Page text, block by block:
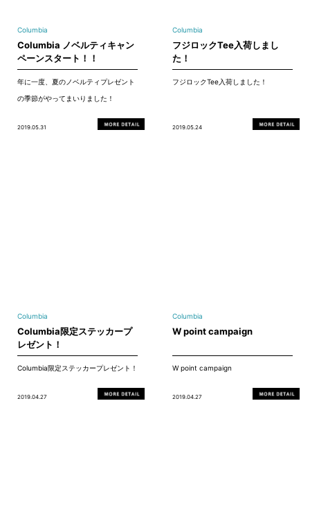
Columbia
Columbia ノベルティキャン
ペーンスタート！！
年に一度、夏のノベルティプレゼント
の季節がやってまいりました！
2019.05.31
Columbia
フジロックTee入荷しまし
た！
フジロックTee入荷しました！
2019.05.24
Columbia
Columbia限定ステッカープ
レゼント！
Columbia限定ステッカープレゼント！
2019.04.27
Columbia
W point campaign
W point campaign
2019.04.27